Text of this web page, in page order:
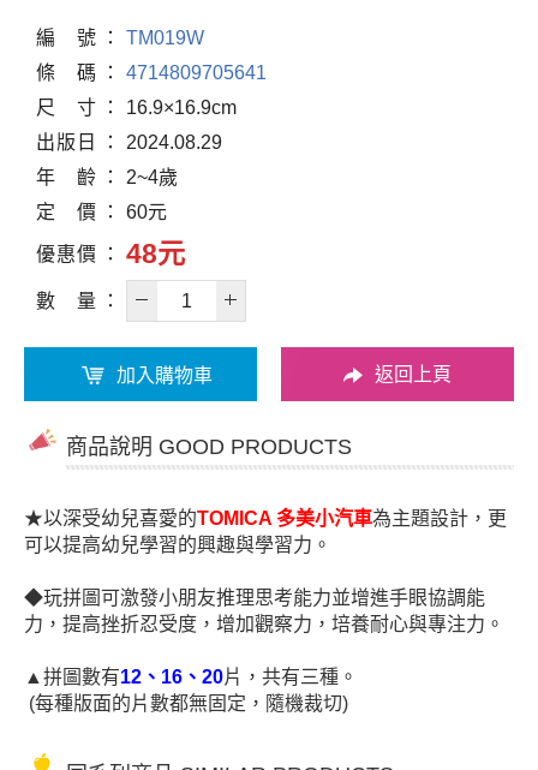
編 號
TM019W
條
碼
4714809705641
尺
寸
16.9×16.9cm
出版 日
2024.08.29
年
齡
2~4歲
定
價 60元
優惠價 48元
數 量
加入購物車 返回上頁
商品說明 GOOD PRODUCTS
★以深受幼兒喜愛的TOMICA 多美小汽車為主題設計，更
可以提高幼兒學習的興趣與學習力。
◆玩拼圖可激發小朋友推理思考能力並增進手眼協調能
力，提高挫折忍受度，增加觀察力，培養耐心與專注力。
▲ 拼圖數有12、16、20片，共有三種。
(每種版面的片數都無固定，隨機裁切)